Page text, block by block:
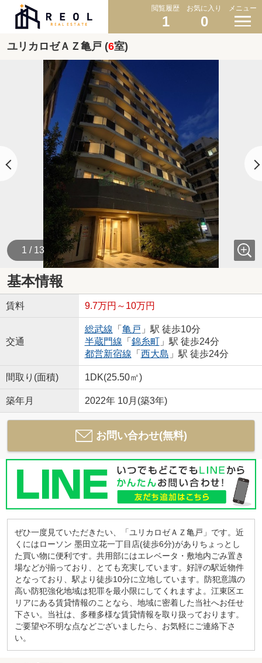
閲覧履歴
1
お気に入り
0
メニュー
ユリカロゼＡＺ亀戸 (6室)
1 / 13
基本情報
賃料 9.7万円～10万円
交通
総武線 「 亀戸 」駅 徒歩10分
半蔵門線 「 錦糸町」駅 徒歩24分
都営新宿線 「 西大島 」駅 徒歩24分
間取り(面積) 1DK(25.50㎡)
築年月 2022年 10月(築3年)
お問い合わせ(無料)
ぜひ一度見ていただきたい、「ユリカロゼＡＺ亀戸」です。近
くにはローソン 墨田立花一丁目店(徒歩6分)がありちょっとし
た買い物に便利です。共用部にはエレベータ・敷地内ごみ置き
場などが揃っており、とても充実しています。好評の駅近物件
となっており、駅より徒歩10分に立地しています。防犯意識の
高い防犯強化地域は犯罪を最小限にしてくれますよ。江東区エ
リアにある賃貸情報のことなら、地域に密着した当社へお任せ
下さい。当社は、多種多様な賃貸情報を取り扱っております。
ご要望や不明な点などございましたら、お気軽にご連絡下さ
い。